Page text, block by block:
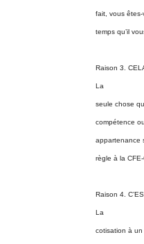
fait, vous
temps qu’il
Raison 3.
La
seule chose
compétence
appartenance
règle à la
Raison 4.
La
cotisation à un